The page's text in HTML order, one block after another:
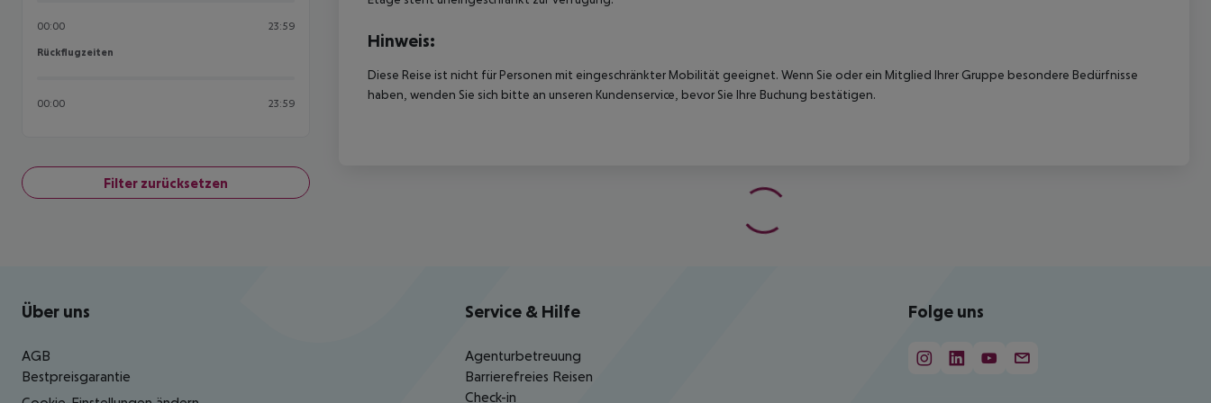
00:00 23:59
Rückflugzeiten
Rückflugzeiten
00:00 23:59
Filter zurücksetzen
Hinweis:
Diese Reise ist nicht für Personen mit eingeschränkter Mobilität geeignet. Wenn Sie oder ein Mitglied Ihrer Gruppe besondere Bedürfnisse
haben, wenden Sie sich bitte an unseren Kundenservice, bevor Sie Ihre Buchung bestätigen.
Footer navigation
Über uns
AGB
Bestpreisgarantie
Service & Hilfe
Agenturbetreuung
Barrierefreies Reisen
Check-in
Folge uns